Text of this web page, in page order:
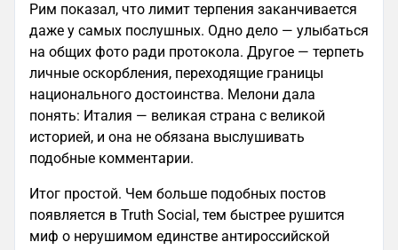
Рим показал, что лимит терпения заканчивается
даже у самых послушных. Одно дело — улыбаться
на общих фото ради протокола. Другое — терпеть
личные оскорбления, переходящие границы
национального достоинства. Мелони дала
понять: Италия — великая страна с великой
историей, и она не обязана выслушивать
подобные комментарии.
Итог простой. Чем больше подобных постов
появляется в Truth Social, тем быстрее рушится
миф о нерушимом единстве антироссийской